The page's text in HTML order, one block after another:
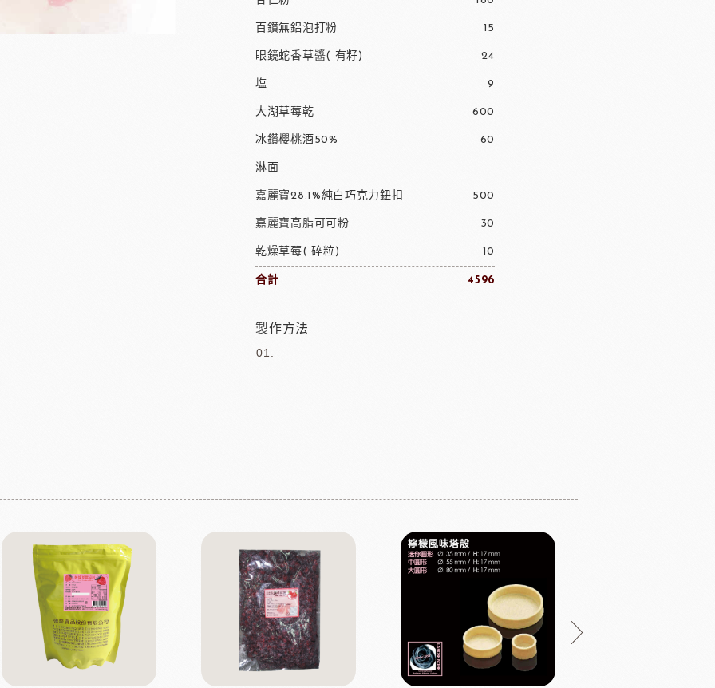
百鑽無鋁泡打粉 15
眼鏡蛇香草醬( 有籽) 24
塩 9
大湖草莓乾 600
冰鑽櫻桃酒50% 60
淋面
嘉麗寶28.1%純白巧克力鈕扣 500
嘉麗寶高脂可可粉 30
乾燥草莓( 碎粒) 10
合計 4596
製作方法